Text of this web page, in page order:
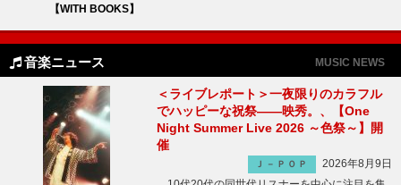
【WITH BOOKS】
音楽ニュース MUSIC NEWS
＜ライブレポート＞一夜限りのカラフル
でハッピーな祝祭――映秀。、【One
Night Summer Live 2026 ～色祭～】開
催
Ｊ－ＰＯＰ
2026年8月9日